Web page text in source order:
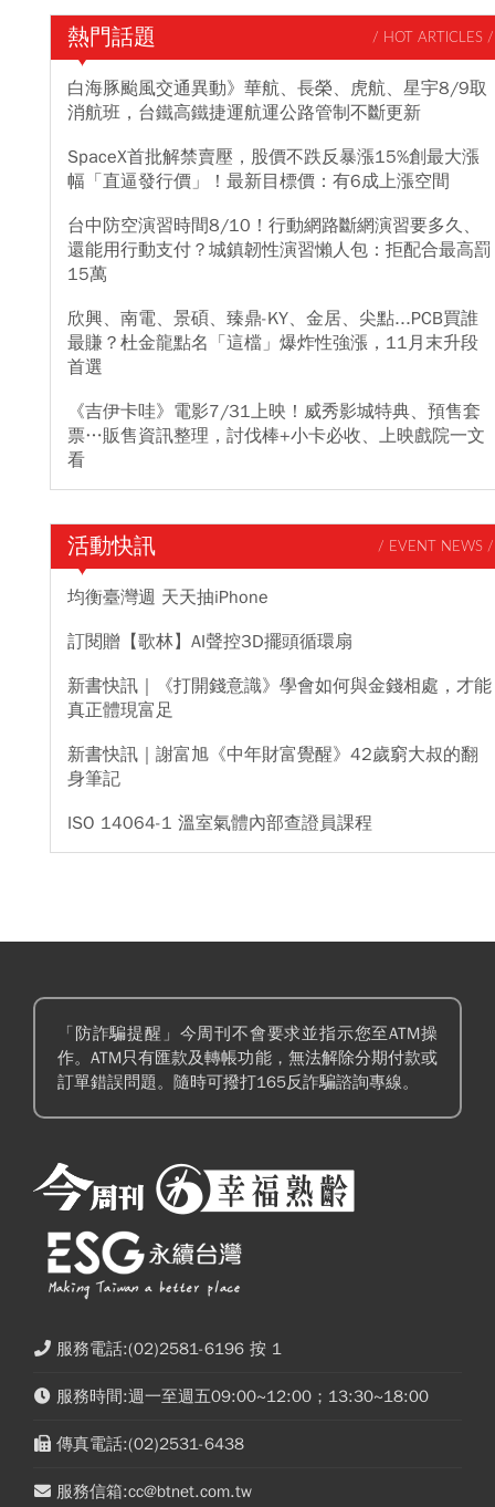
最大半導體聯姻成不成，先過英、中政府兩大關 黃仁勳賭上老本盤
算何在？ 輝達創辦人暨執行長黃仁勳
熱門話題 / HOT ARTICLES /
白海豚颱風交通異動》華航、長榮、虎航、星宇8/9取
消航班，台鐵高鐵捷運航運公路管制不斷更新
SpaceX首批解禁賣壓，股價不跌反暴漲15%創最大漲
幅「直逼發行價」！最新目標價：有6成上漲空間
台中防空演習時間8/10！行動網路斷網演習要多久、
還能用行動支付？城鎮韌性演習懶人包：拒配合最高罰
15萬
欣興、南電、景碩、臻鼎-KY、金居、尖點...PCB買誰
最賺？杜金龍點名「這檔」爆炸性強漲，11月末升段
首選
《吉伊卡哇》電影7/31上映！威秀影城特典、預售套
票…販售資訊整理，討伐棒+小卡必收、上映戲院一文
看
活動快訊 / EVENT NEWS /
均衡臺灣週 天天抽iPhone
訂閱贈【歌林】AI聲控3D擺頭循環扇
新書快訊｜《打開錢意識》學會如何與金錢相處，才能
真正體現富足
新書快訊｜謝富旭《中年財富覺醒》42歲窮大叔的翻
身筆記
ISO 14064-1 溫室氣體內部查證員課程
「防詐騙提醒」今周刊不會要求並指示您至ATM操
作。ATM只有匯款及轉帳功能，無法解除分期付款或
訂單錯誤問題。隨時可撥打165反詐騙諮詢專線。
服務電話:(02)2581-6196 按 1
服務時間:週一至週五09:00~12:00；13:30~18:00
傳真電話:(02)2531-6438
服務信箱:cc@btnet.com.tw